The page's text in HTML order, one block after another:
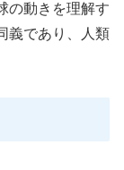
の動きを理解す
義であり、人類